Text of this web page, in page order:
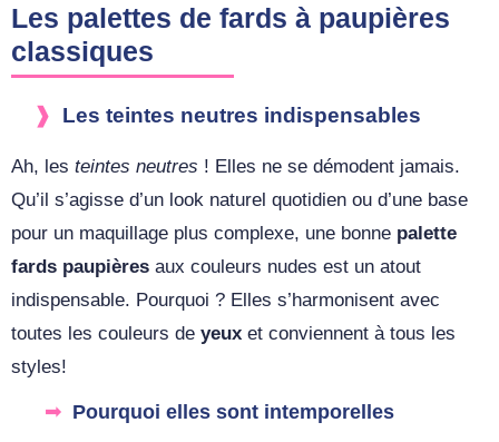
Les palettes de fards à paupières
classiques
Les teintes neutres indispensables
Ah, les teintes neutres ! Elles ne se démodent jamais.
Qu’il s’agisse d’un look naturel quotidien ou d’une base
pour un maquillage plus complexe, une bonne palette
fards paupières aux couleurs nudes est un atout
indispensable. Pourquoi ? Elles s’harmonisent avec
toutes les couleurs de yeux et conviennent à tous les
styles!
Pourquoi elles sont intemporelles